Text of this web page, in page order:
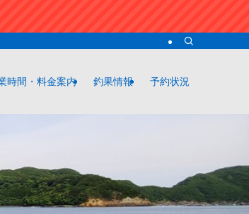
時間・料金案内 釣果情報 予約状況